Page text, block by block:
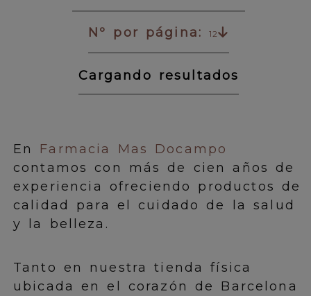
Nº por página: 12
Cargando resultados
En Farmacia Mas Docampo
contamos con más de cien años de
experiencia ofreciendo productos de
calidad para el cuidado de la salud
y la belleza.
Tanto en nuestra tienda física
ubicada en el corazón de Barcelona